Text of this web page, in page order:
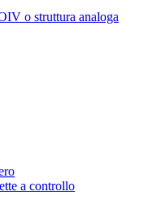
o struttura analoga
a controllo